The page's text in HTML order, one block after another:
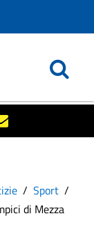
Sport
di Mezza